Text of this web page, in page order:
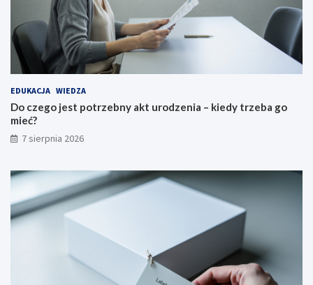
EDUKACJA WIEDZA
Do czego jest potrzebny akt urodzenia – kiedy trzeba go
mieć?
7 sierpnia 2026